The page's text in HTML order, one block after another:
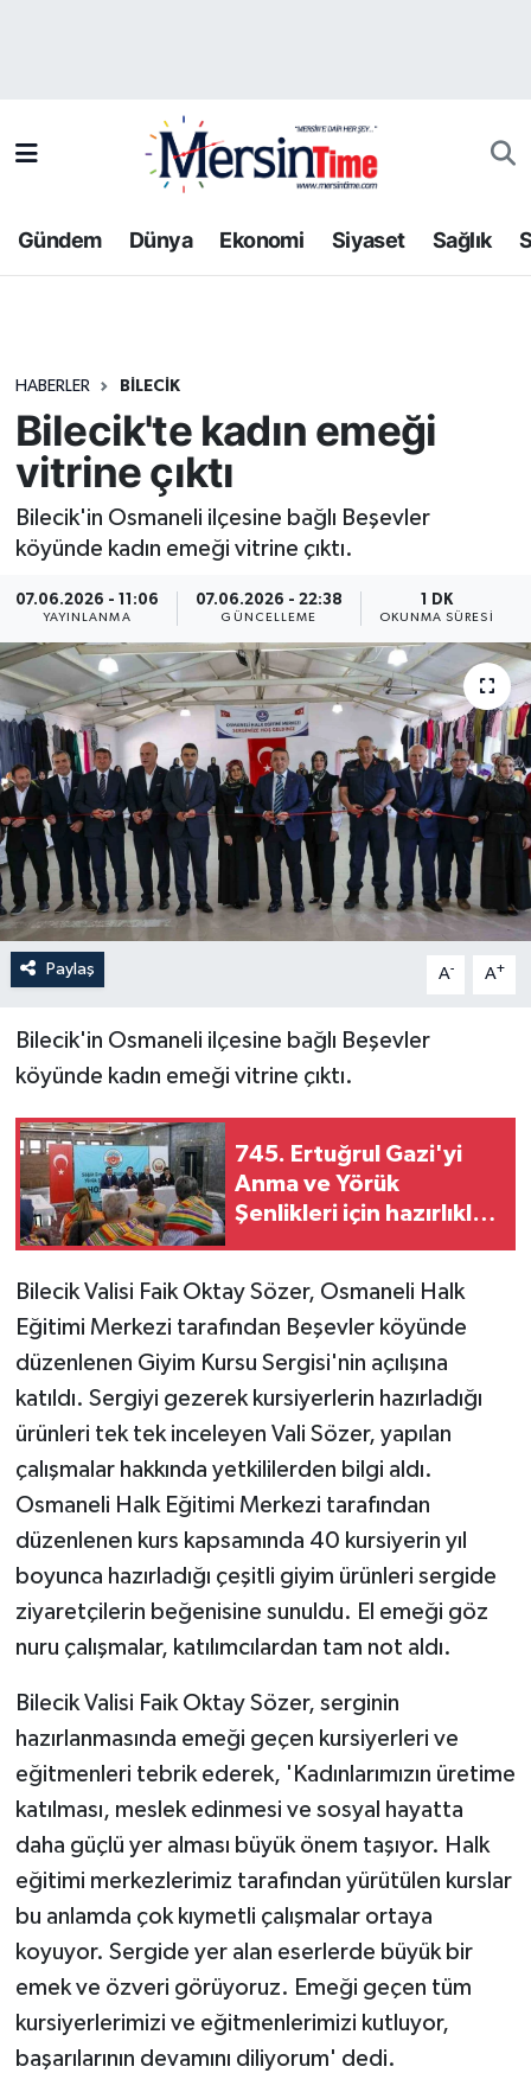
Gündem Dünya Ekonomi Siyaset Sağlık
HABERLER BILECIK
Bilecik'te kadın emeği
vitrine çıktı
Bilecik'in Osmaneli ilçesine bağlı Beşevler
köyünde kadın emeği vitrine çıktı.
07.06.2026 - 11:06
YAYINLANMA
07.06.2026 - 22:38
GÜNCELLEME
1 DK
OKUNMA SÜRESI
Paylaş A- A+
Bilecik'in Osmaneli ilçesine bağlı Beşevler
köyünde kadın emeği vitrine çıktı.
745. Ertuğrul Gazi'yi
Anma ve Yörük
Şenlikleri için hazırlıklar
Bilecik Valisi Faik Oktay Sözer, Osmaneli Halk
Eğitimi Merkezi tarafından Beşevler köyünde
düzenlenen Giyim Kursu Sergisi'nin açılışına
katıldı. Sergiyi gezerek kursiyerlerin hazırladığı
ürünleri tek tek inceleyen Vali Sözer, yapılan
çalışmalar hakkında yetkililerden bilgi aldı.
Osmaneli Halk Eğitimi Merkezi tarafından
düzenlenen kurs kapsamında 40 kursiyerin yıl
boyunca hazırladığı çeşitli giyim ürünleri sergide
ziyaretçilerin beğenisine sunuldu. El emeği göz
nuru çalışmalar, katılımcılardan tam not aldı.
Bilecik Valisi Faik Oktay Sözer, serginin
hazırlanmasında emeği geçen kursiyerleri ve
eğitmenleri tebrik ederek, 'Kadınlarımızın üretime
katılması, meslek edinmesi ve sosyal hayatta
daha güçlü yer alması büyük önem taşıyor. Halk
eğitimi merkezlerimiz tarafından yürütülen kurslar
bu anlamda çok kıymetli çalışmalar ortaya
koyuyor. Sergide yer alan eserlerde büyük bir
emek ve özveri görüyoruz. Emeği geçen tüm
kursiyerlerimizi ve eğitmenlerimizi kutluyor,
başarılarının devamını diliyorum' dedi.
Bilim-Teknoloji
Dünya
Ekonomi
Gündem
Kültür-Sanat
Siyaset
Spor
Yaşam
Trafik Durumu
Tüm Manşetler
Haber Arşivi